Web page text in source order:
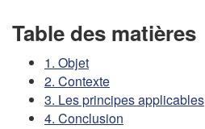
Table des matières
1. Objet
2. Contexte
3. Les principes applicables
4. Conclusion